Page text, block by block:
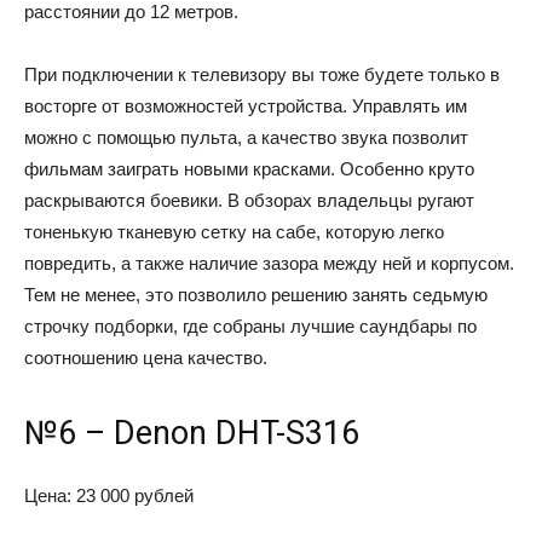
расстоянии до 12 метров.
При подключении к телевизору вы тоже будете только в
восторге от возможностей устройства. Управлять им
можно с помощью пульта, а качество звука позволит
фильмам заиграть новыми красками. Особенно круто
раскрываются боевики. В обзорах владельцы ругают
тоненькую тканевую сетку на сабе, которую легко
повредить, а также наличие зазора между ней и корпусом.
Тем не менее, это позволило решению занять седьмую
строчку подборки, где собраны лучшие саундбары по
соотношению цена качество.
№6 – Denon DHT-S316
Цена: 23 000 рублей